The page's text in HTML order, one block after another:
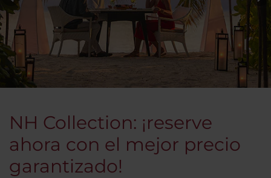
NH Collection: ¡reserve
ahora con el mejor precio
garantizado!